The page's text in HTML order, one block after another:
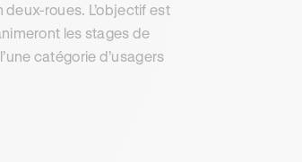
roues. L’objectif est
les stages de
catégorie d’usagers